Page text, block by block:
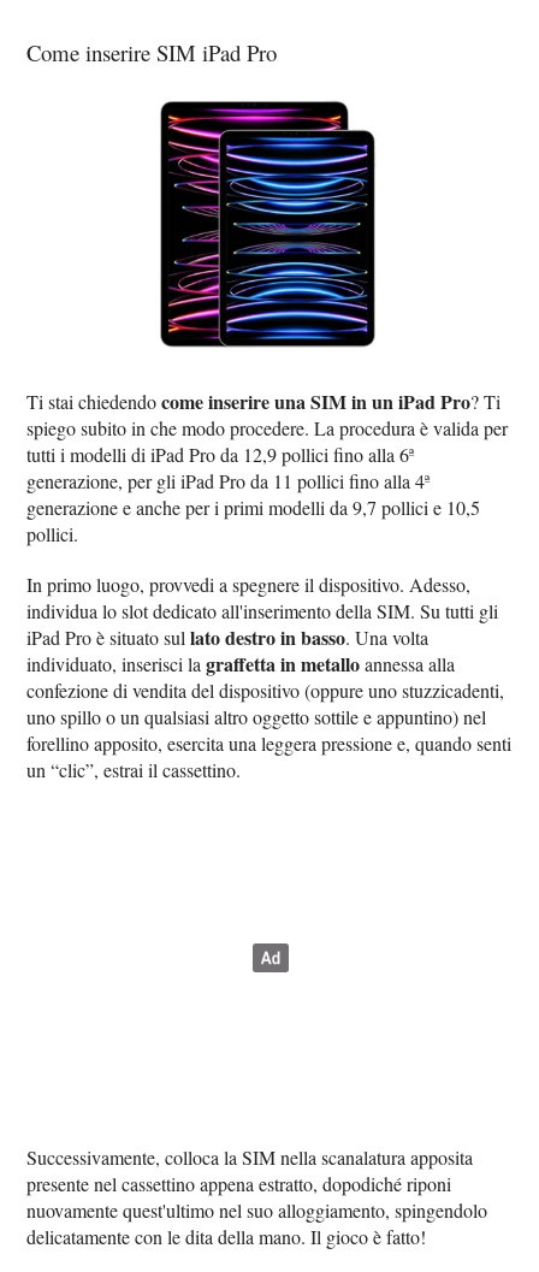
Come inserire SIM iPad Pro
Ti stai chiedendocome inserire una SIM in un iPad Pro? Ti
spiego subito in che modo procedere. La procedura è valida per
tutti i modelli di iPad Pro da 12,9 pollici fino alla 6ª
generazione, per gli iPad Pro da 11 pollici fino alla 4ª
generazione e anche per i primi modelli da 9,7 pollici e 10,5
pollici.
In primo luogo, provvedi a spegnere il dispositivo. Adesso,
individua lo slot dedicato all'inserimento della SIM. Su tutti gli
iPad Pro è situato sullato destro in basso. Una volta
individuato, inserisci lagraffetta in metalloannessa alla
confezione di vendita del dispositivo (oppure uno stuzzicadenti,
uno spillo o un qualsiasi altro oggetto sottile e appuntino) nel
forellino apposito, esercita una leggera pressione e, quando senti
un “clic”, estrai il cassettino.
Successivamente, colloca la SIM nella scanalatura apposita
presente nel cassettino appena estratto, dopodiché riponi
nuovamente quest'ultimo nel suo alloggiamento, spingendolo
delicatamente con le dita della mano. Il gioco è fatto!